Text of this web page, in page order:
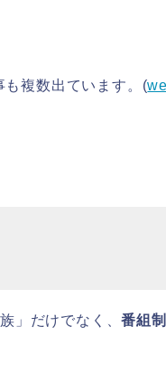
も複数出ています。(
」だけでなく、番組